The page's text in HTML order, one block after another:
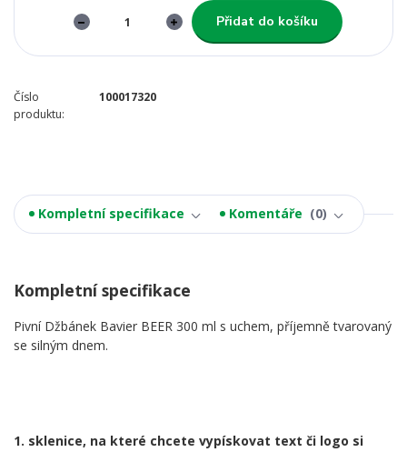
Přidat do košíku
Číslo
produktu:
100017320
Kompletní specifikace Komentáře 0
Kompletní specifikace
Pivní Džbánek Bavier BEER 300 ml s uchem, příjemně tvarovaný
se silným dnem.
1. sklenice, na které chcete vypískovat text či logo si